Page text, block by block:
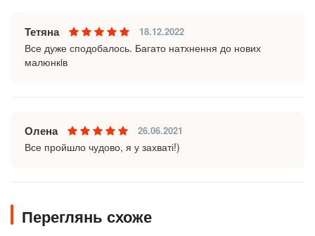
Тетяна 18.12.2022
Все дуже сподобалось. Багато натхнення до нових
малюнкiв
Олена 26.06.2021
Все пройшло чудово, я у захваті!)
Переглянь схоже